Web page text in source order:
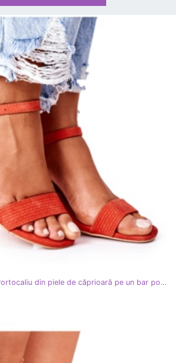
PS1 Sandale Vanessa Portocaliu din piele de căprioară pe un bar portocale